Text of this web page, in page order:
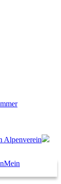
Alpenverein
Mein